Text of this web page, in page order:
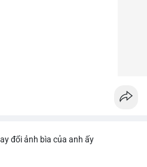
đổi ảnh bìa của anh ấy